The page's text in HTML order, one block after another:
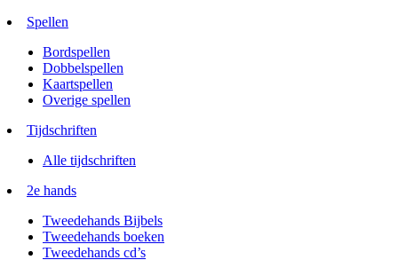
Spellen
Bordspellen
Dobbelspellen
Kaartspellen
Overige spellen
Tijdschriften
Alle tijdschriften
2e hands
Tweedehands Bijbels
Tweedehands boeken
Tweedehands cd’s